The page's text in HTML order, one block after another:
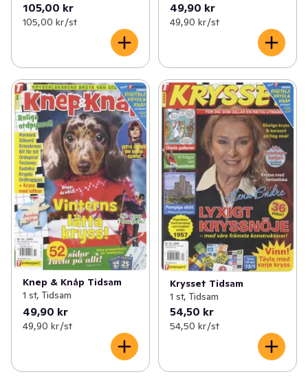
105,00 kr
105,00 kr /st
49,90 kr
49,90 kr /st
Knep & Knåp Tidsam
1 st, Tidsam
49,90 kr
49,90 kr /st
Krysset Tidsam
1 st, Tidsam
54,50 kr
54,50 kr /st